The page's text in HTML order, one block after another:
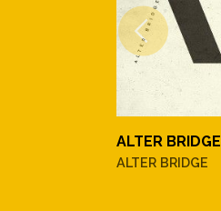
ALTER BRIDGE
ALTER BRIDGE